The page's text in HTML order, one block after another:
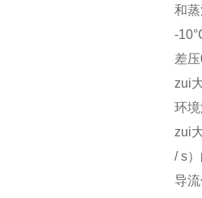
和
-
差
zui
环
zui
/ s
导